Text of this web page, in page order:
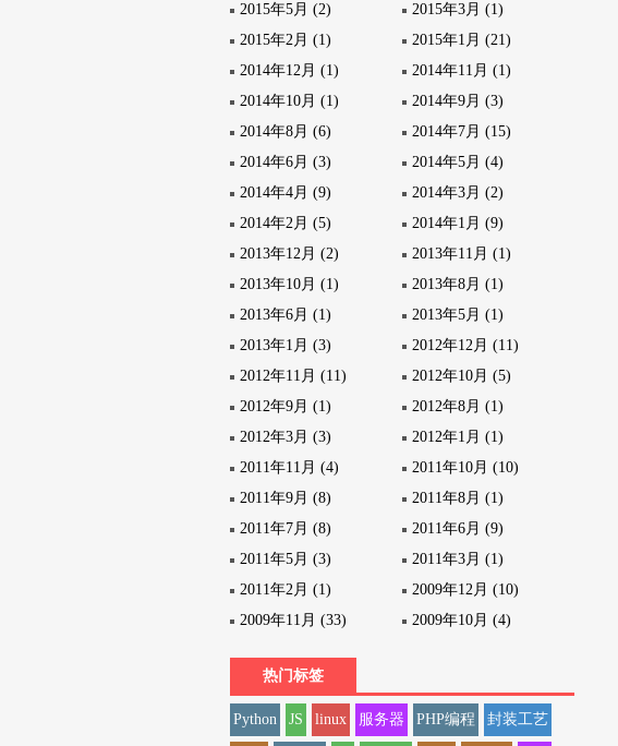
2015年5月 (2)
2015年3月 (1)
2015年2月 (1)
2015年1月 (21)
2014年12月 (1)
2014年11月 (1)
2014年10月 (1)
2014年9月 (3)
2014年8月 (6)
2014年7月 (15)
2014年6月 (3)
2014年5月 (4)
2014年4月 (9)
2014年3月 (2)
2014年2月 (5)
2014年1月 (9)
2013年12月 (2)
2013年11月 (1)
2013年10月 (1)
2013年8月 (1)
2013年6月 (1)
2013年5月 (1)
2013年1月 (3)
2012年12月 (11)
2012年11月 (11)
2012年10月 (5)
2012年9月 (1)
2012年8月 (1)
2012年3月 (3)
2012年1月 (1)
2011年11月 (4)
2011年10月 (10)
2011年9月 (8)
2011年8月 (1)
2011年7月 (8)
2011年6月 (9)
2011年5月 (3)
2011年3月 (1)
2011年2月 (1)
2009年12月 (10)
2009年11月 (33)
2009年10月 (4)
热门标签
Python JS linux 服务器 PHP编程 封装工艺